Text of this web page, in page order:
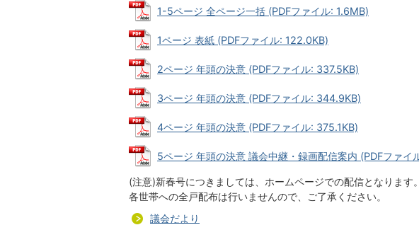
1-5ページ 全ページ一括 (PDFファイル: 1.6MB)
1ページ 表紙 (PDFファイル: 122.0KB)
2ページ 年頭の決意 (PDFファイル: 337.5KB)
3ページ 年頭の決意 (PDFファイル: 344.9KB)
4ページ 年頭の決意 (PDFファイル: 375.1KB)
5ページ 年頭の決意 議会中継・録画配信案内 (PDFファイ
(注意)新春号につきましては、ホームページでの配信となります。
各世帯への全戸配布は行いませんので、ご了承ください。
議会だより